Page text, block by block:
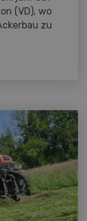
(VD), wo
zu